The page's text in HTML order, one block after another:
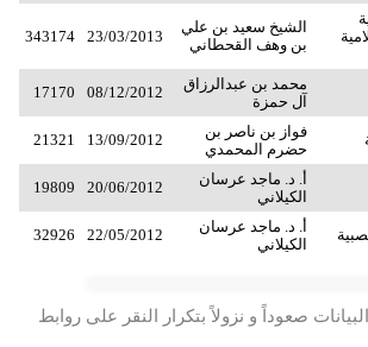
الشيخ سعيد بن علي
بن وهف القحطاني
23/03/2013
343174
محمد بن عبدالرزاق
آل حمزة
08/12/2012
17170
فواز بن ناصر بن
حضرم المحمدي
13/09/2012
21321
أ. د. ماجد عرسان
الكيلاني
20/06/2012
19809
أ. د. ماجد عرسان
الكيلاني
22/05/2012
32926
صعوداً و نزولاً بتكرار النقر على روابط